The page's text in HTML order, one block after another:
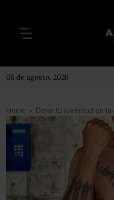
08 de agosto, 2026
Home >